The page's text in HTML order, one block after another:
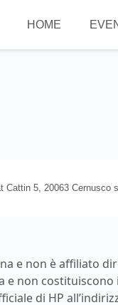
HOME
5, 20063 Cernusco
e non è affiliato
non
di HP